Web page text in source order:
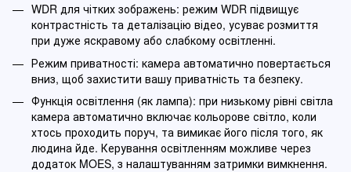
WDR для чітких зображень: режим WDR підвищує
контрастність та деталізацію відео, усуває розмиття
при дуже яскравому або слабкому освітленні.
Режим приватності: камера автоматично повертається
вниз, щоб захистити вашу приватність та безпеку.
Функція освітлення (як лампа): при низькому рівні світла
камера автоматично включає кольорове світло, коли
хтось проходить поруч, та вимикає його після того, як
людина йде. Керування освітленням можливе через
додаток MOES, з налаштуванням затримки вимкнення.